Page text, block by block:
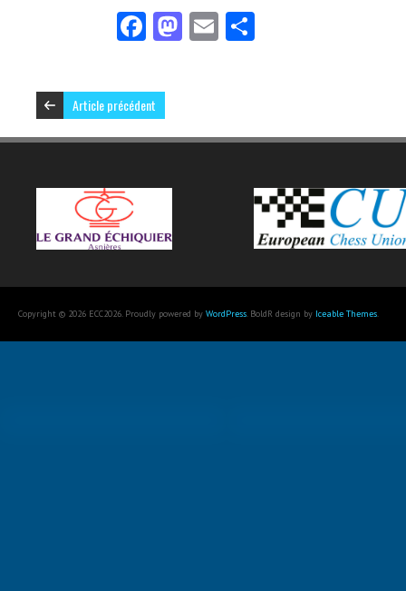
Fa
b
o
o
M
o
E
Article précédent
Copyright © 2026 ECC2026. Proudly powered by WordPress . BoldR design by Iceable Themes